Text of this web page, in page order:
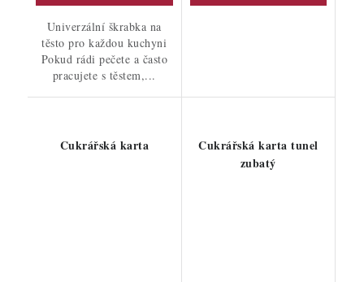
Univerzální škrabka na
těsto pro každou kuchyni
Pokud rádi pečete a často
pracujete s těstem,...
Cukrářská karta
Cukrářská karta tunel
zubatý